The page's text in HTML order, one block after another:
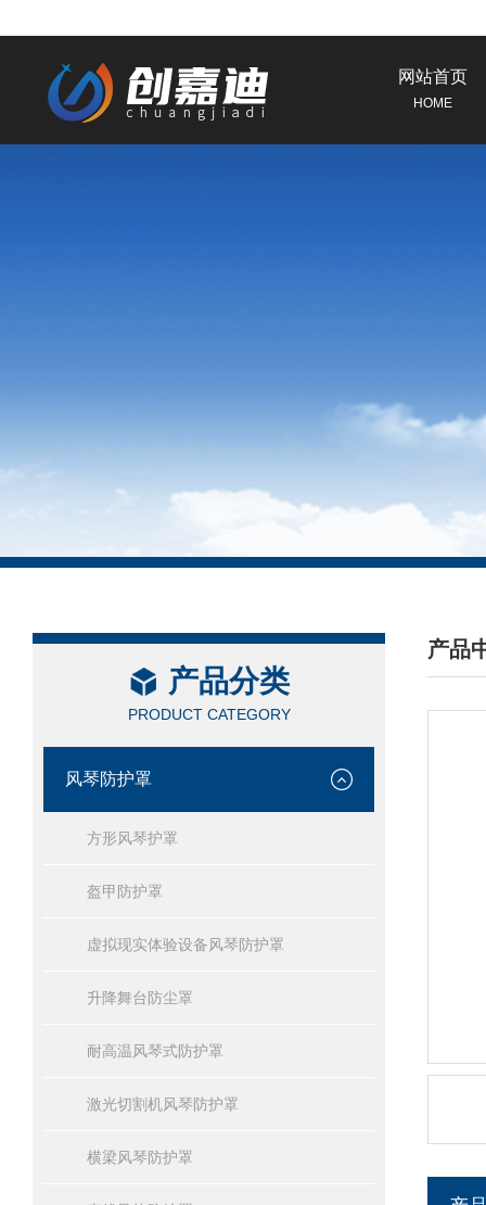
网站首页
HOME
产品分类
PRODUCT CATEGORY
风琴防护罩
方形风琴护罩
盔甲防护罩
虚拟现实体验设备风琴防护罩
升降舞台防尘罩
耐高温风琴式防护罩
激光切割机风琴防护罩
横梁风琴防护罩
产品
/